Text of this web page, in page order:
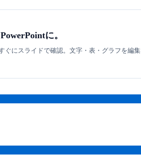
に。
にスライドで確認。文字・表・グラフを編集